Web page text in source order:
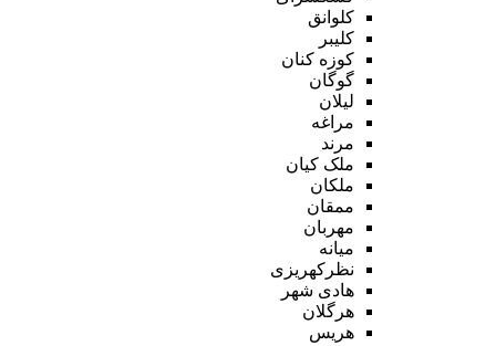
کلوانق
کلیبر
کوزه کنان
گوگان
لیلان
مراغه
مرند
ملک کیان
ملکان
ممقان
مهربان
میانه
نظرکهریزی
هادی شهر
هرگلان
هریس